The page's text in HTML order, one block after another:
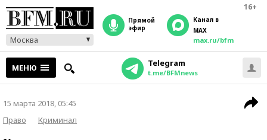
16+
Москва
прямой
эфир
Канал в
MAX
max.ru/bfm
МЕНЮ Telegram
t.me/BFMnews
15 марта 2018, 05:45
Право
Криминал